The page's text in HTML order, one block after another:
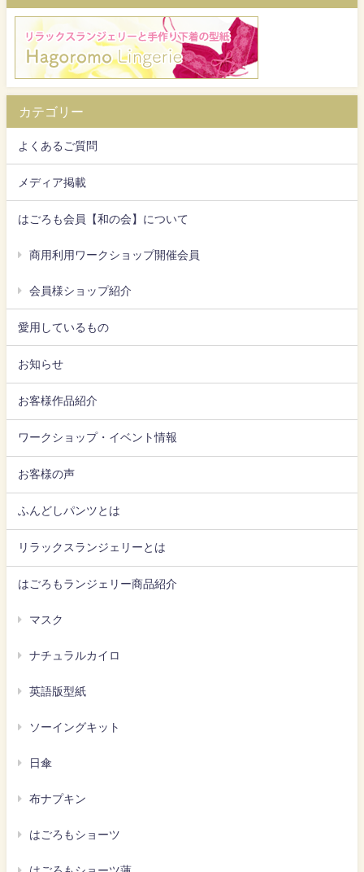
カテゴリー
よくあるご質問
メディア掲載
はごろも会員【和の会】について
商用利用ワークショップ開催会員
会員様ショップ紹介
愛用しているもの
お知らせ
お客様作品紹介
ワークショップ・イベント情報
お客様の声
ふんどしパンツとは
リラックスランジェリーとは
はごろもランジェリー商品紹介
マスク
ナチュラルカイロ
英語版型紙
ソーイングキット
日傘
布ナプキン
はごろもショーツ